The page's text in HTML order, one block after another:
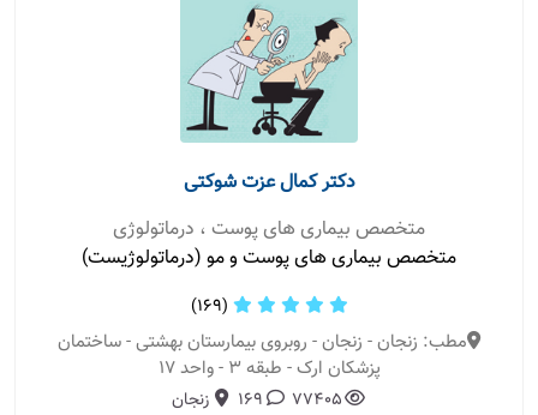
دکتر کمال عزت شوکتی
متخصص بیماری های پوست ، درماتولوژی
متخصص بیماری های پوست و مو (درماتولوژیست)
(169)
مطب: زنجان - زنجان - روبروی بیمارستان بهشتی - ساختمان
پزشکان ارک - طبقه 3 - واحد 17
77405
169 زنجان